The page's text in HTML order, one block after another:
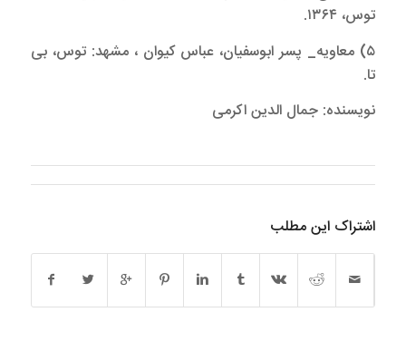
توس، ۱۳۶۴.
۵) معاویه_ پسر ابوسفیان، عباس کیوان ، مشهد: توس، بی
تا.
نویسنده: جمال الدین اکرمی
اشتراک این مطلب